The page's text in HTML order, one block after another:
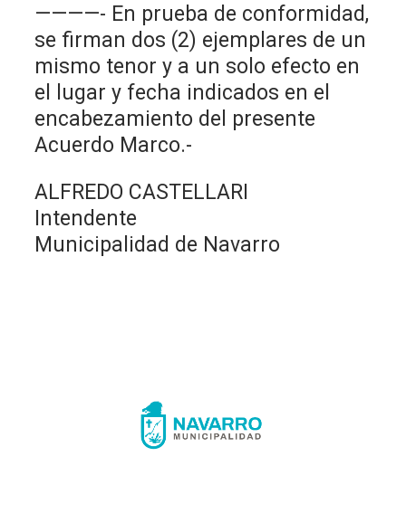
————- En prueba de conformidad,
se firman dos (2) ejemplares de un
mismo tenor y a un solo efecto en
el lugar y fecha indicados en el
encabezamiento del presente
Acuerdo Marco.-
ALFREDO CASTELLARI
Intendente
Municipalidad de Navarro